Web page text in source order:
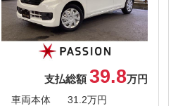
支払総額39.8万円
車両本体
31.2万円